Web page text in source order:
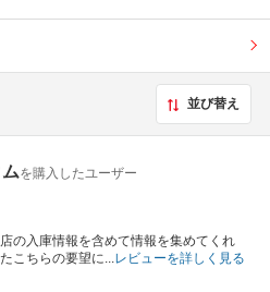
並び替え
を購入したユーザー
の入庫情報を含めて情報を集めてくれ
こちらの要望に...レビューを詳しく見る